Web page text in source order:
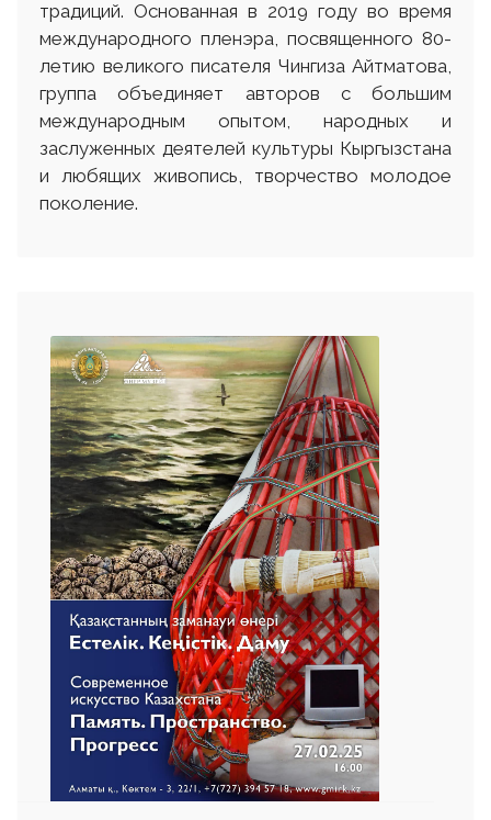
традиций. Основанная в 2019 году во время
международного пленэра, посвященного 80-
летию великого писателя Чингиза Айтматова,
группа объединяет авторов с большим
международным опытом, народных и
заслуженных деятелей культуры Кыргызстана
и любящих живопись, творчество молодое
поколение.